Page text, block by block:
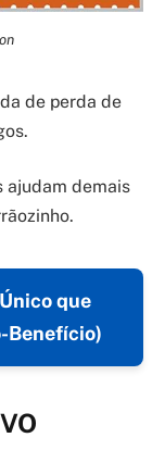
de perda de
ajudam demais
que
Benefício)